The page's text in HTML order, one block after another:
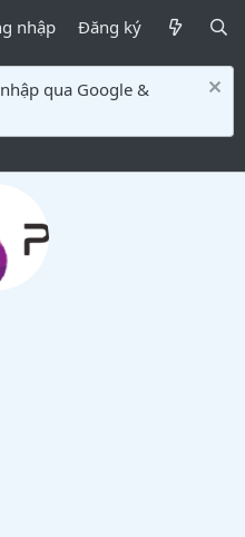
nhập Đăng ký
qua Google &